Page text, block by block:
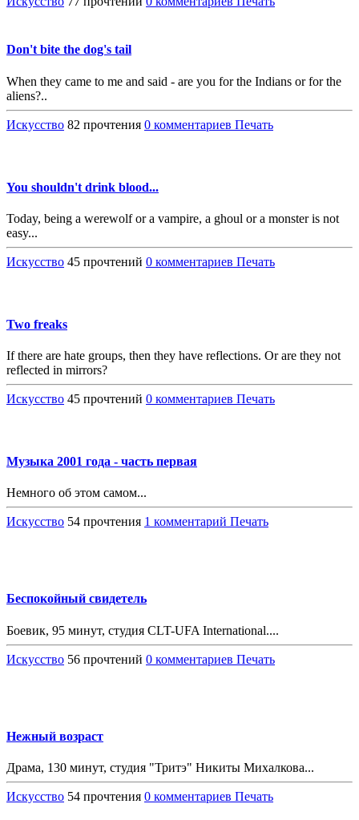
Don't bite the dog's tail
When they came to me and said - are you for the Indians or for the
aliens?..
Искусство 82 прочтения 0 комментариев Печать
You shouldn't drink blood...
Today, being a werewolf or a vampire, a ghoul or a monster is not
easy...
Искусство 45 прочтений 0 комментариев Печать
Two freaks
If there are hate groups, then they have reflections. Or are they not
reflected in mirrors?
Искусство 45 прочтений 0 комментариев Печать
Музыка 2001 года - часть первая
Немного об этом самом...
Искусство 54 прочтения 1 комментарий Печать
Беспокойный свидетель
Боевик, 95 минут, студия CLT-UFA International....
Искусство 56 прочтений 0 комментариев Печать
Нежный возраст
Драма, 130 минут, студия "Тритэ" Никиты Михалкова...
Искусство 54 прочтения 0 комментариев Печать